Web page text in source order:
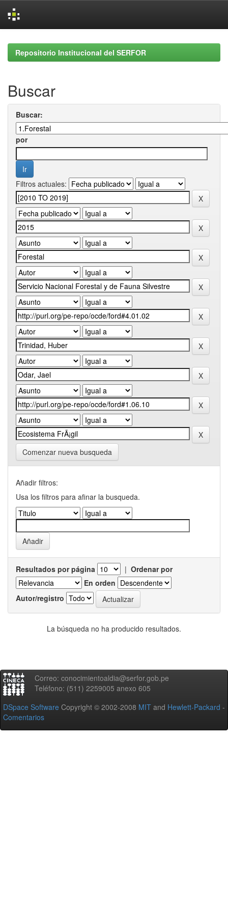
navigationRepositorio Institucional del SERFOR
Buscar
Buscar:
por
Filtros actuales:
Comenzar nueva busqueda
Añadir filtros:
Usa los filtros para afinar la busqueda.
Resultados por página | Ordenar por
En orden
Autor/registro
La búsqueda no ha producido resultados.
Correo: conocimientoaldia@serfor.gob.pe
Teléfono: (511) 2259005 anexo 605
DSpace Software Copyright © 2002-2008 MIT and Hewlett-Packard -
Comentarios